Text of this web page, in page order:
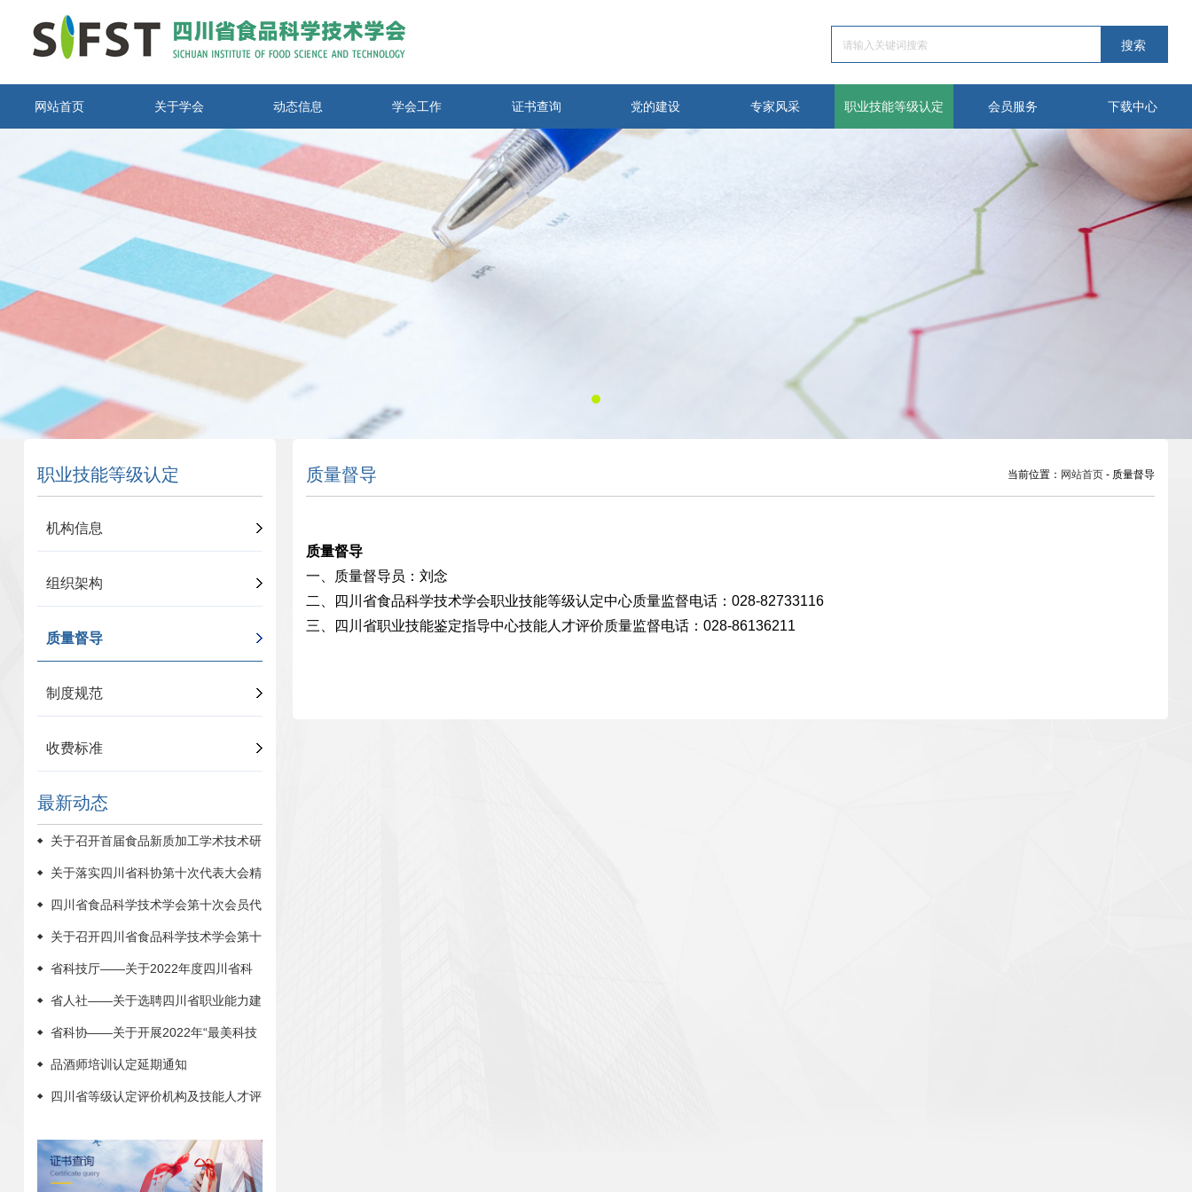
网站首页 关于学会 动态信息 学会工作 证书查询 党的建设 专家风采 职业技能等级认定 会员服务 下载中心
职业技能等级认定
机构信息
组织架构
质量督导
制度规范
收费标准
最新动态
关于召开首届食品新质加工学术技术研
讨会暨四川省食品科学技术学会2025年
学术年会的通知（第一轮）
关于落实四川省科协第十次代表大会精
神的通知
四川省食品科学技术学会第十次会员代
表大会暨2022年学术年会在西华大学圆
满召开
关于召开四川省食品科学技术学会第十
次会员代表大会暨2022年学术年会的通
知
省科技厅——关于2022年度四川省科
学技术奖提名工作的通知
省人社——关于选聘四川省职业能力建
设专家库专家的公告
省科协——关于开展2022年“最美科技
工作者”学习宣传活动的通知
品酒师培训认定延期通知
四川省等级认定评价机构及技能人才评
当前位置： 网站首页 - 质量督导
质量督导
质量督导
一、质量督导员：刘念
二、四川省食品科学技术学会职业技能等级认定中心质量监督电话：028-82733116
三、四川省职业技能鉴定指导中心技能人才评价质量监督电话：028-86136211